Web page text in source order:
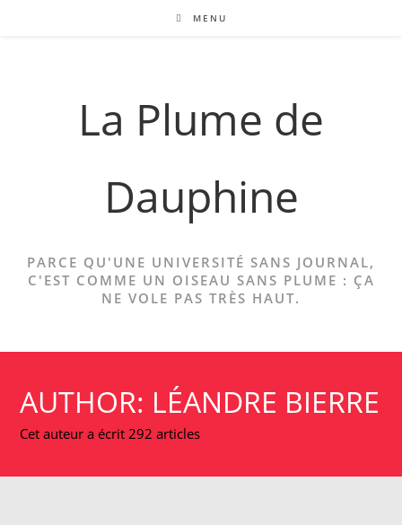
MENU
La Plume de
Dauphine
PARCE QU'UNE UNIVERSITÉ SANS JOURNAL,
C'EST COMME UN OISEAU SANS PLUME : ÇA
NE VOLE PAS TRÈS HAUT.
AUTHOR: LÉANDRE BIERRE
Cet auteur a écrit 292 articles